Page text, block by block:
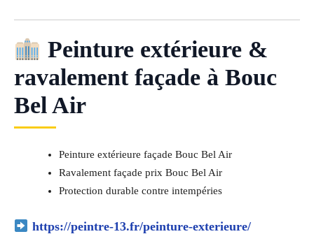
Peinture extérieure &
ravalement façade à Bouc
Bel Air
Peinture extérieure façade Bouc Bel Air
Ravalement façade prix Bouc Bel Air
Protection durable contre intempéries
https://peintre-13.fr/peinture-exterieure/